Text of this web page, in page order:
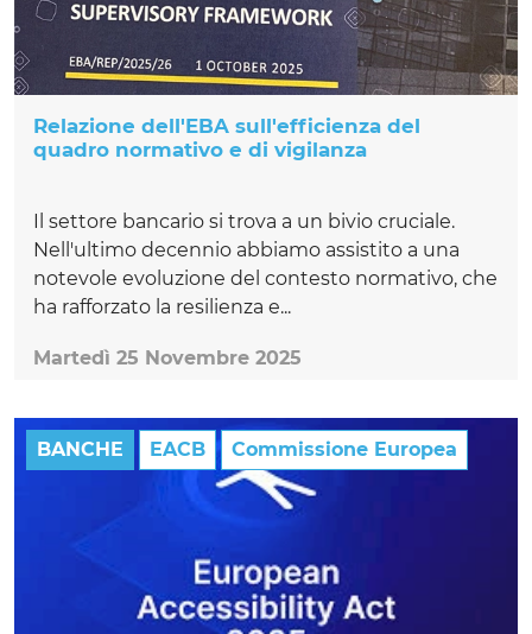
Relazione dell'EBA sull'efficienza del
quadro normativo e di vigilanza
Il settore bancario si trova a un bivio cruciale.
Nell'ultimo decennio abbiamo assistito a una
notevole evoluzione del contesto normativo, che
ha rafforzato la resilienza e...
Martedì 25 Novembre 2025
BANCHE EACB Commissione Europea